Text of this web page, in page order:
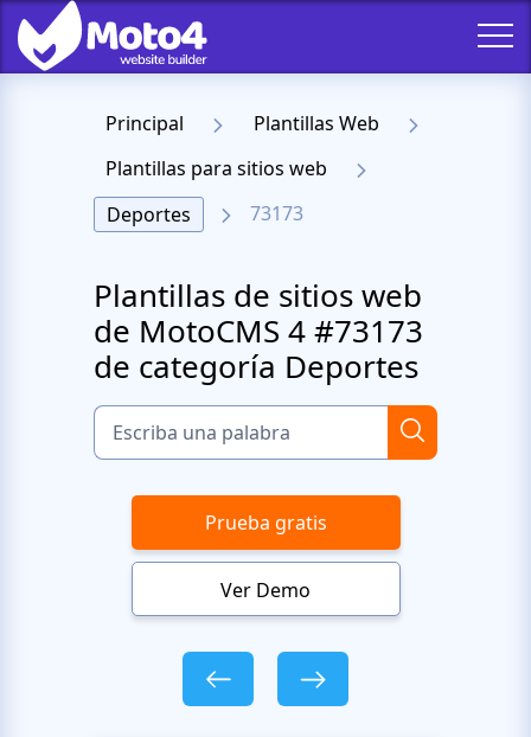
Principal
Plantillas Web
Plantillas para sitios web
Deportes
73173
Plantillas de sitios web
de MotoCMS 4 #73173
de categoría Deportes
Prueba gratis
Ver Demo